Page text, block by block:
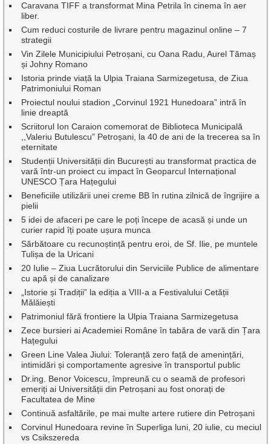
Caravana TIFF a transformat Mina Petrila în cinema în aer
liber.
Cum reduci costurile de livrare pentru magazinul online – 7
strategii
Vin Zilele Municipiului Petroșani, cu Oana Radu, Aurel Tămaș
și Johny Romano
Istoria prinde viață la Ulpia Traiana Sarmizegetusa, de Ziua
Patrimoniului Roman
Proiectul noului stadion „Corvinul 1921 Hunedoara” intră în
linie dreaptă
Scriitorul Ion Caraion comemorat de Biblioteca Municipală
,,Valeriu Butulescu” Petroșani, la 40 de ani de la trecerea sa în
eternitate
Studenții Universității din București au transformat practica de
vară într-un proiect cu impact în Geoparcul Internațional
UNESCO Țara Hațegului
Beneficiile utilizării unei creme BB în rutina zilnică de îngrijire a
pielii
5 idei de afaceri pe care le poți începe de acasă și unde un
curier rapid îți poate ușura munca
Sărbătoare cu recunoștință pentru eroi, de Sf. Ilie, pe muntele
Tulișa de la Uricani
20 Iulie – Ziua Lucrătorului din Serviciile Publice de alimentare
cu apă și de canalizare
„Istorie și Tradiții” la ediția a VIII-a a Festivalului Cetății
Mălăiești
Patrimoniul fără frontiere la Ulpia Traiana Sarmizegetusa
Zece bursieri ai Academiei Române în tabăra de vară din Țara
Hațegului
Green Line Valea Jiului: Toleranță zero față de amenințări,
intimidări și comportamente agresive în transportul public
Dr.ing. Benor Voicescu, împreună cu o seamă de profesori
emeriți ai Universității din Petroșani au fost onorați de
Facultatea de Mine
Continuă asfaltările, pe mai multe artere rutiere din Petroșani
Corvinul Hunedoara revine în Superliga luni, 20 iulie, cu meciul
vs Csikszereda